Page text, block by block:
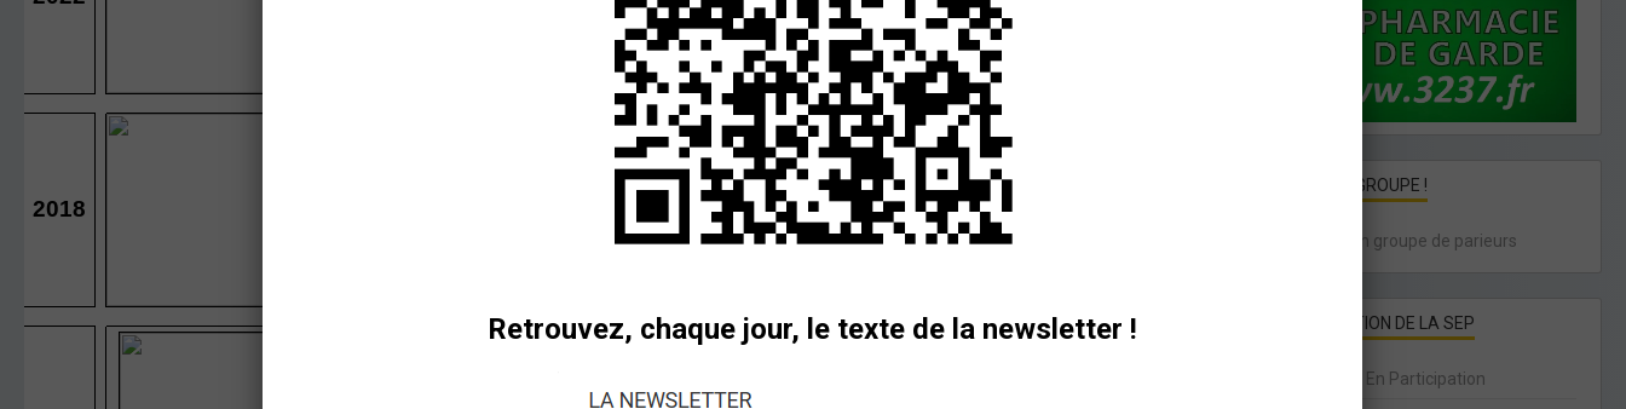
PARIER EN GROUPE !
Intégrez un groupe de parieurs
PRÉSENTATION DE LA SEP
La Société En Participation
Retrouvez, chaque jour, le texte de la newsletter !